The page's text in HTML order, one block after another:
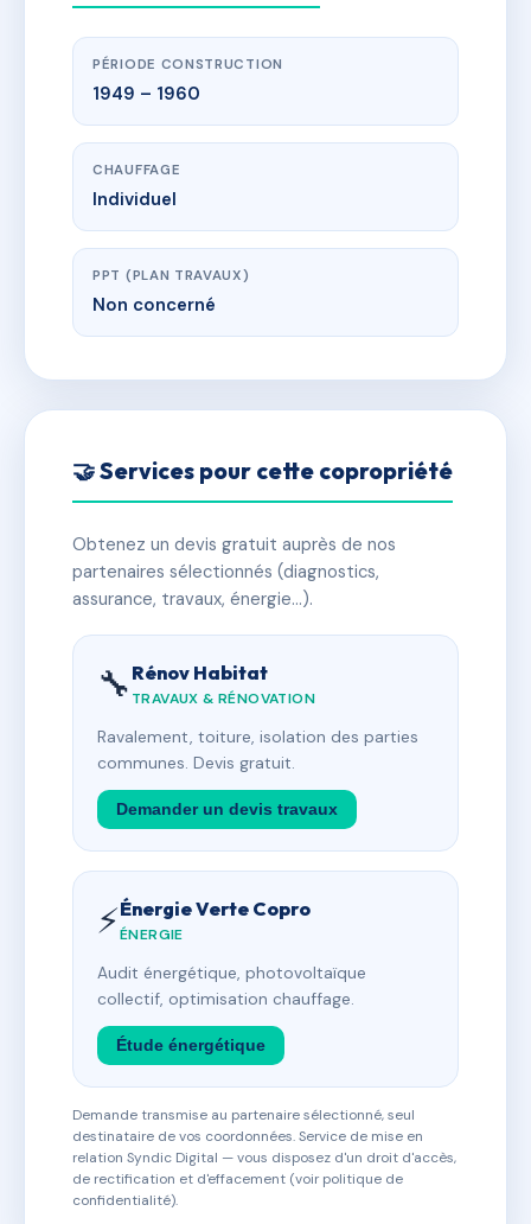
PÉRIODE CONSTRUCTION
1949 – 1960
CHAUFFAGE
Individuel
PPT (PLAN TRAVAUX)
Non concerné
🤝 Services pour cette copropriété
Obtenez un devis gratuit auprès de nos
partenaires sélectionnés (diagnostics,
assurance, travaux, énergie…).
🔧 Rénov Habitat
TRAVAUX & RÉNOVATION
Ravalement, toiture, isolation des parties
communes. Devis gratuit.
Demander un devis travaux
⚡Énergie Verte Copro
ÉNERGIE
Audit énergétique, photovoltaïque
collectif, optimisation chauffage.
Étude énergétique
Demande transmise au partenaire sélectionné, seul
destinataire de vos coordonnées. Service de mise en
relation Syndic Digital — vous disposez d'un droit d'accès,
de rectification et d'effacement (voir politique de
confidentialité).